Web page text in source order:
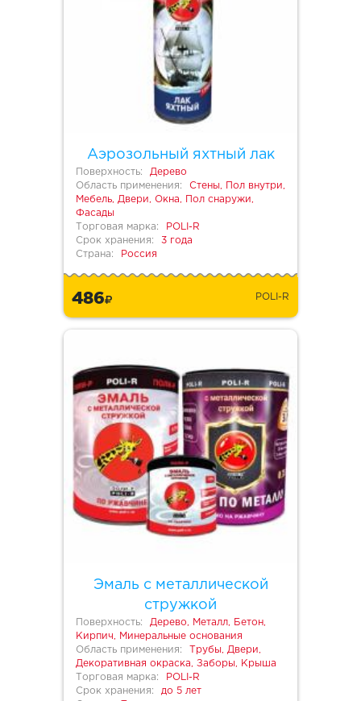
Аэрозольный яхтный лак
Поверхность:
Дерево
Область применения:
Стены, Пол внутри,
Мебель, Двери, Окна, Пол снаружи,
Фасады
Торговая марка:
POLI-R
Срок хранения:
3 года
Страна:
Россия
486 POLI-R
Эмаль с металлической
стружкой
Поверхность:
Дерево, Металл, Бетон,
Кирпич, Минеральные основания
Область применения:
Трубы, Двери,
Декоративная окраска, Заборы, Крыша
Торговая марка:
POLI-R
Срок хранения:
до 5 лет